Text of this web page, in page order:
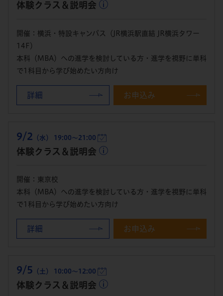
体験クラス＆説明会
開催：横浜・特設キャンパス（JR横浜駅直結 JR横浜タワー
14F）
本科（MBA）への進学を検討している方・進学を視野に単科
で1科目から学び始めたい方向け
詳細 お申込み
9/2 （水） 19:00～21:00
体験クラス＆説明会
開催：東京校
本科（MBA）への進学を検討している方・進学を視野に単科
で1科目から学び始めたい方向け
詳細 お申込み
9/5 （土） 10:00～12:00
体験クラス＆説明会